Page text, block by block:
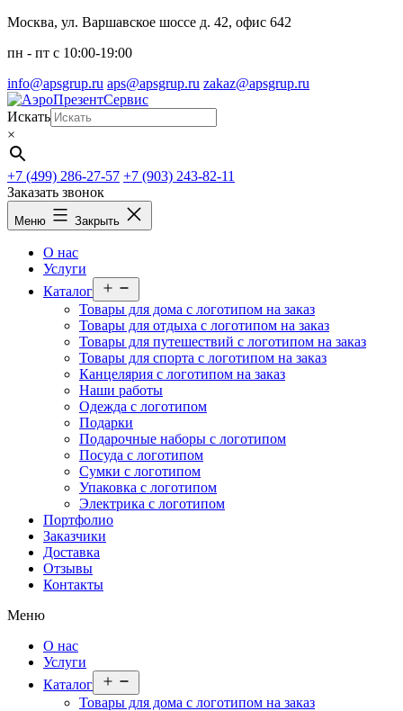
Перейти
содержимому
Москва, ул. Варшавское шоссе д. 42, офис 642
пн - пт c 10:00-19:00
info@apsgrup.ru aps@apsgrup.ru zakaz@apsgrup.ru
Искать
×
+7 (499) 286-27-57 +7 (903) 243-82-11
Заказать звонок
Меню Закрыть
О нас
Услуги
Каталог
меню
Товары для дома с логотипом на заказ
Товары для отдыха с логотипом на заказ
Товары для путешествий с логотипом на заказ
Товары для спорта с логотипом на заказ
Канцелярия с логотипом на заказ
Наши работы
Одежда с логотипом
Подарки
Подарочные наборы с логотипом
Посуда с логотипом
Сумки с логотипом
Упаковка с логотипом
Электрика с логотипом
Портфолио
Заказчики
Доставка
Отзывы
Контакты
Меню
О нас
Услуги
Каталог
меню
Товары для дома с логотипом на заказ